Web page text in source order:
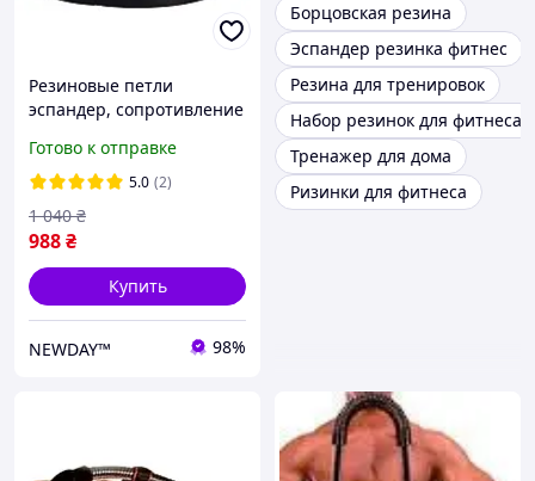
Резиновые петли
эспандер, сопротивление
подтягивания на турнике
и фитнеса, латекс резина,
FI-0889-5
Готово к отправке
5.0 (2)
988₴
1 040 ₴
Купить
NEWDAY™ 98%
Борцовская резина
Эспандер резинка фитнес
Резина для тренировок
Набор резинок для фитнеса
Тренажер для дома
Ризинки для фитнеса